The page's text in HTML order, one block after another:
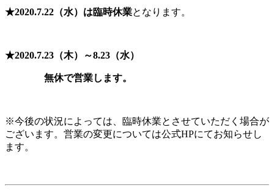
★2020.7.22（水）は臨時休業となります。
★2020.7.23（木）～8.23（水）
無休で営業します。
※今後の状況によっては、臨時休業とさせていただく場合が
ございます。営業の変更については公式HPにてお知らせし
ます。